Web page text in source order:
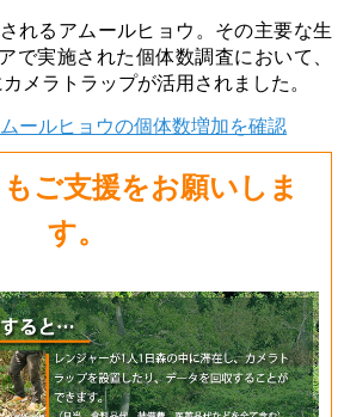
れるアムールヒョウ。その主要な生
で実施された個体数調査において、
メラトラップが活用されました。
ールヒョウの個体数増加を確認
ご支援をお願いしま
す。